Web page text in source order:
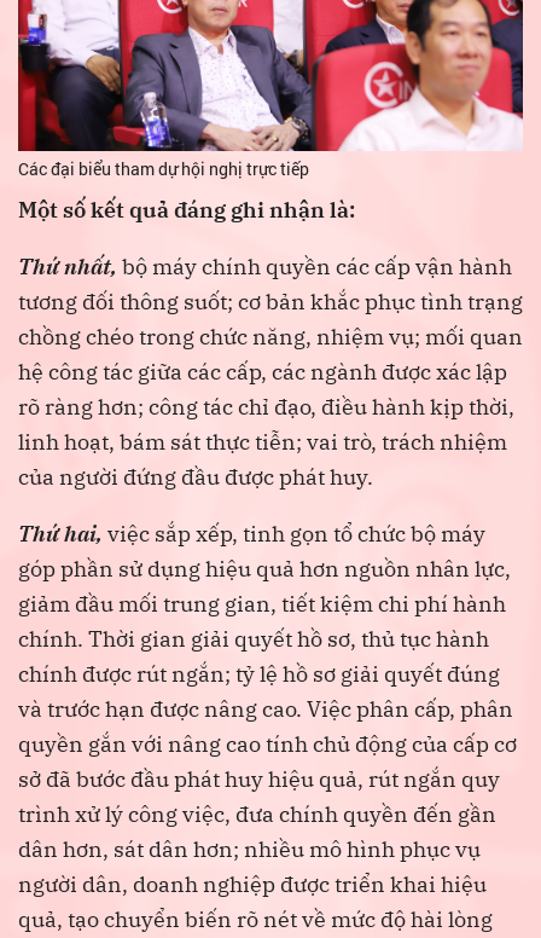
Các đại biểu tham dự hội nghị trực tiếp
Một số kết quả đáng ghi nhận là:
Thứ nhất, bộ máy chính quyền các cấp vận hành
tương đối thông suốt; cơ bản khắc phục tình trạng
chồng chéo trong chức năng, nhiệm vụ; mối quan
hệ công tác giữa các cấp, các ngành được xác lập
rõ ràng hơn; công tác chỉ đạo, điều hành kịp thời,
linh hoạt, bám sát thực tiễn; vai trò, trách nhiệm
của người đứng đầu được phát huy.
Thứ hai, việc sắp xếp, tinh gọn tổ chức bộ máy
góp phần sử dụng hiệu quả hơn nguồn nhân lực,
giảm đầu mối trung gian, tiết kiệm chi phí hành
chính. Thời gian giải quyết hồ sơ, thủ tục hành
chính được rút ngắn; tỷ lệ hồ sơ giải quyết đúng
và trước hạn được nâng cao. Việc phân cấp, phân
quyền gắn với nâng cao tính chủ động của cấp cơ
sở đã bước đầu phát huy hiệu quả, rút ngắn quy
trình xử lý công việc, đưa chính quyền đến gần
dân hơn, sát dân hơn; nhiều mô hình phục vụ
người dân, doanh nghiệp được triển khai hiệu
quả, tạo chuyển biến rõ nét về mức độ hài lòng